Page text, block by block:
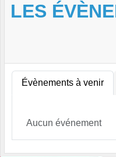
LES
Évènements à venir
Aucun événement